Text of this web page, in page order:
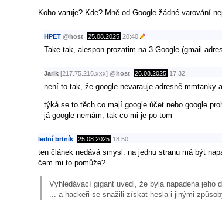
Koho varuje? Kde? Mně od Google žádné varování
HPET @host 25.08.2025 20:40
Take tak, alespon prozatim na 3 Google (gmail
Jarik [217.75.216.xxx] @host 26.08.2025 17:32
není to tak, že google nevarauje adresně
týká se to těch co mají google účet nebo google
já google nemám, tak co mi je po tom
lední brtník 25.08.2025 18:50
ten článek nedává smysl. na jednu stranu má být
čem mi to pomůže?
Vyhledávací gigant uvedl, že byla napadena jeho
... a hackeři se snažili získat hesla i jinými